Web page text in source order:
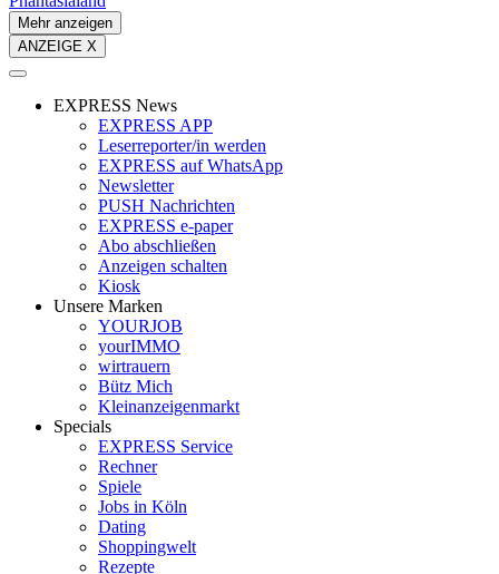
Mehr anzeigen
ANZEIGE X
EXPRESS News
EXPRESS APP
Leserreporter/in werden
EXPRESS auf WhatsApp
Newsletter
PUSH Nachrichten
EXPRESS e-paper
Abo abschließen
Anzeigen schalten
Kiosk
Unsere Marken
YOURJOB
yourIMMO
wirtrauern
Bütz Mich
Kleinanzeigenmarkt
Specials
EXPRESS Service
Rechner
Spiele
Jobs in Köln
Dating
Shoppingwelt
Rezepte